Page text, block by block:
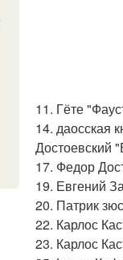
11. Гёте
14. даосская
Достоевский
17. Федор
19. Евгений
20. Патрик
22. Карлос
23. Карлос